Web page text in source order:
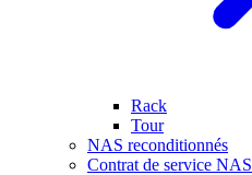
Rack
Tour
NAS reconditionnés
Contrat de service NAS